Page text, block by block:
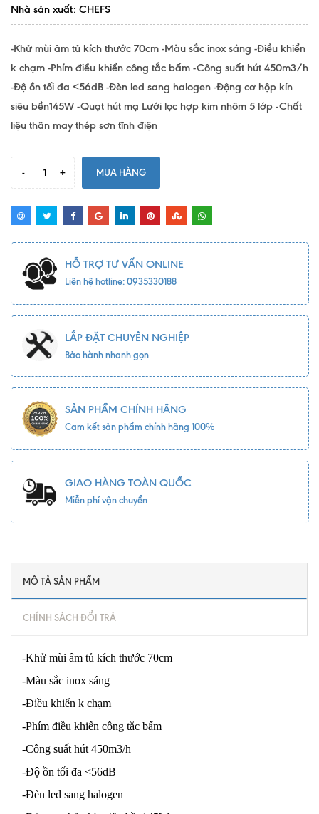
Nhà sản xuất: CHEFS
-Khử mùi âm tủ kích thước 70cm -Màu sắc inox sáng -Điều khiển
k chạm -Phím điều khiển công tắc bấm -Công suất hút 450m3/h
-Độ ồn tối đa <56dB -Đèn led sang halogen -Động cơ hộp kín
siêu bền145W -Quạt hút mạ Lưới lọc hợp kim nhôm 5 lớp -Chất
liệu thân may thép sơn tĩnh điện
- + MUA HÀNG
HỖ TRỢ TƯ VẤN ONLINE
Liên hệ hotline: 0935330188
LẮP ĐẶT CHUYÊN NGHIỆP
Bảo hành nhanh gọn
SẢN PHẨM CHÍNH HÃNG
Cam kết sản phẩm chính hãng 100%
GIAO HÀNG TOÀN QUỐC
Miễn phí vận chuyển
MÔ TẢ SẢN PHẨM
CHÍNH SÁCH ĐỔI TRẢ
-Khử mùi âm tủ kích thước 70cm
-Màu sắc inox sáng
-Điều khiển k chạm
-Phím điều khiển công tắc bấm
-Công suất hút 450m3/h
-Độ ồn tối đa <56dB
-Đèn led sang halogen